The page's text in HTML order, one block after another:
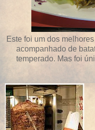
Este foi um dos
acompanhado de
temperado. Mas foi